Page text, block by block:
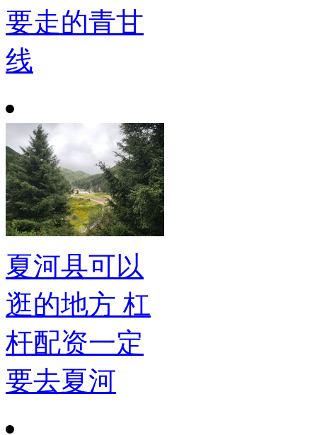
要走的青甘
线
夏河县可以
逛的地方 杠
杆配资一定
要去夏河